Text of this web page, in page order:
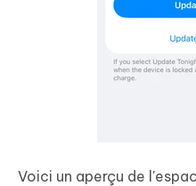
Voici un aperçu de